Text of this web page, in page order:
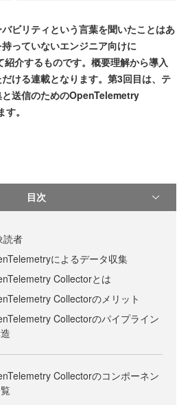
ビリティという言葉を聞いたことはあ
っていないエンジニア向けに
介するものです。概要理解から導入
ける連載となります。第3回目は、テ
送信のためのOpenTelemetry
。
目次
読者
によるデータ収集
Collectorとは
Collectorのメリット
Collectorのパイプライン
Collectorのコンポーネン